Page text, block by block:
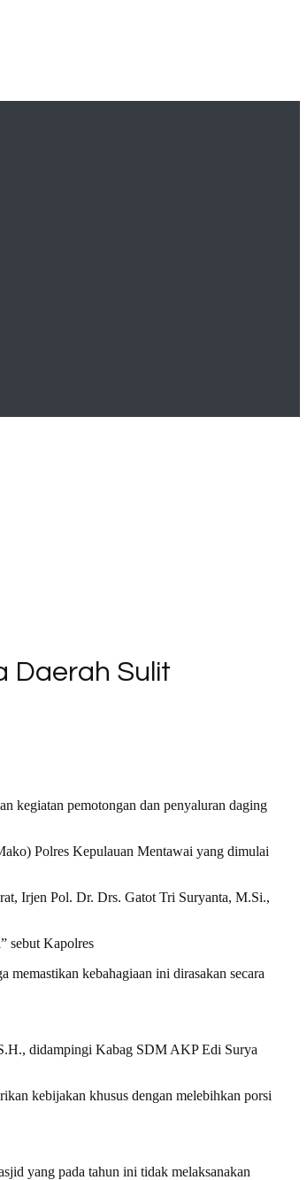
Daerah Sulit
kegiatan pemotongan dan penyaluran daging
Polres Kepulauan Mentawai yang dimulai
Irjen Pol. Dr. Drs. Gatot Tri Suryanta, M.Si.,
sebut Kapolres
kebahagiaan ini dirasakan secara
didampingi Kabag SDM AKP Edi Surya
kebijakan khusus dengan melebihkan porsi
yang pada tahun ini tidak melaksanakan